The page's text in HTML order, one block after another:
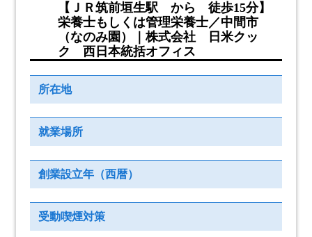
【ＪＲ筑前垣生駅 から 徒歩15分】
栄養士もしくは管理栄養士／中間市
（なのみ園）｜株式会社 日米クッ
ク 西日本統括オフィス
所在地
就業場所
創業設立年（西暦）
受動喫煙対策